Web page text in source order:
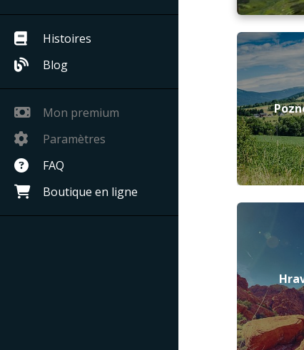
Histoires
Blog
Mon premium
Paramètres
FAQ
Boutique en ligne